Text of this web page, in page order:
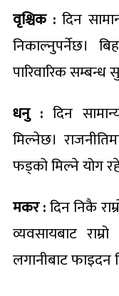
वृश्चिक : दिन
निकाल्नुपर्नेछ।
पारिवारिक
धनु : दिन
मिल्नेछ।
फड्को मिल्ने योग
मकर :दिन निकै
व्यवसायबाट
लगानीबाट फाइदन